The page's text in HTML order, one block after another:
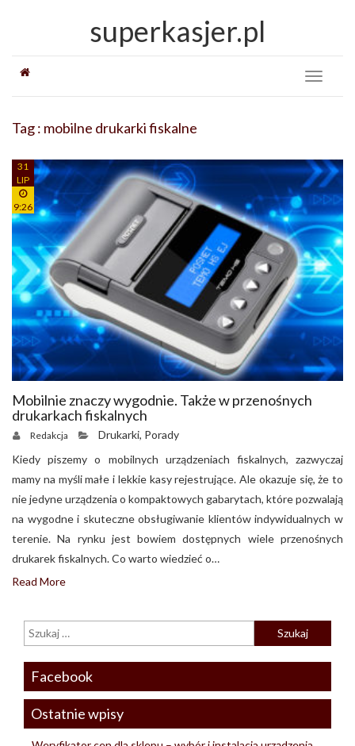
superkasjer.pl
Toggle
Tag : mobilne drukarki fiskalne
31
LIP
9:26
Mobilnie znaczy wygodnie. Także w przenośnych
drukarkach fiskalnych
Redakcja Drukarki, Porady
Kiedy piszemy o mobilnych urządzeniach fiskalnych, zazwyczaj
mamy na myśli małe i lekkie kasy rejestrujące. Ale okazuje się, że to
nie jedyne urządzenia o kompaktowych gabarytach, które pozwalają
na wygodne i skuteczne obsługiwanie klientów indywidualnych w
terenie. Na rynku jest bowiem dostępnych wiele przenośnych
drukarek fiskalnych. Co warto wiedzieć o…
Read More
Facebook
Ostatnie wpisy